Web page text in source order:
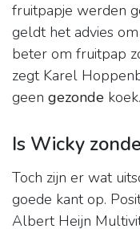
fruitpapje werden
geldt het advies
beter om fruitpap
zegt Karel
geen gezonde koek.
Is Wicky
Toch zijn er wat
goede kant op.
Albert Heijn